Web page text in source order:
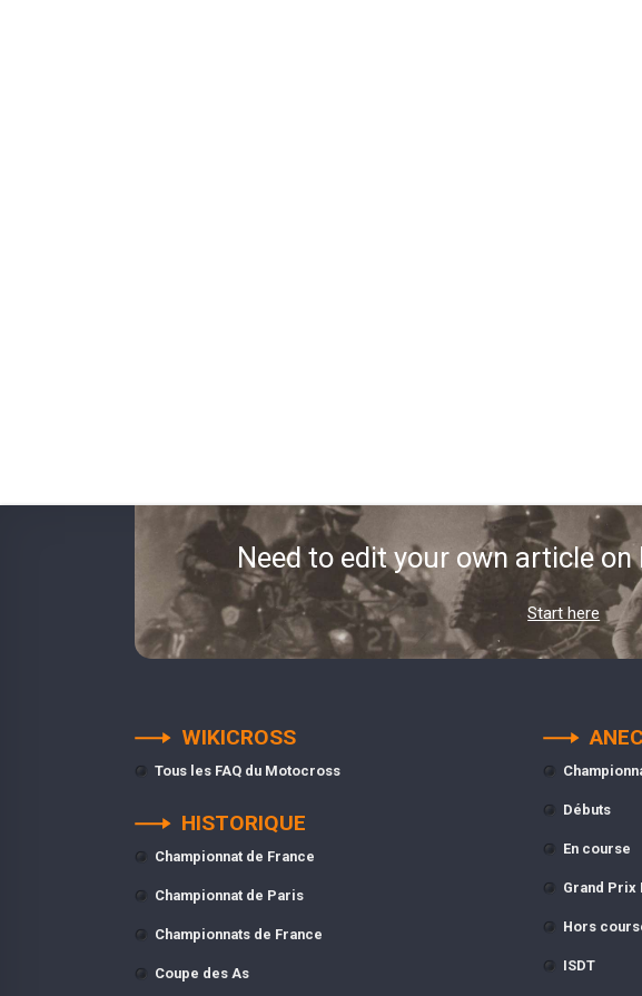
Need to edit your own article
Start here
WIKICROSS
Tous les FAQ du Motocross
HISTORIQUE
Championnat de France
Championnat de Paris
Championnats de France
Coupe des As
Débuts
En course
Grand Prix
Hors
ISDT